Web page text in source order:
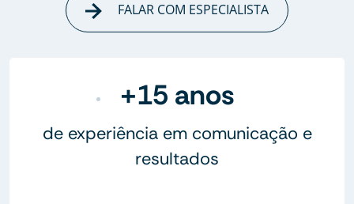
FALAR COM ESPECIALISTA
+15 anos
de experiência em comunicação e
resultados